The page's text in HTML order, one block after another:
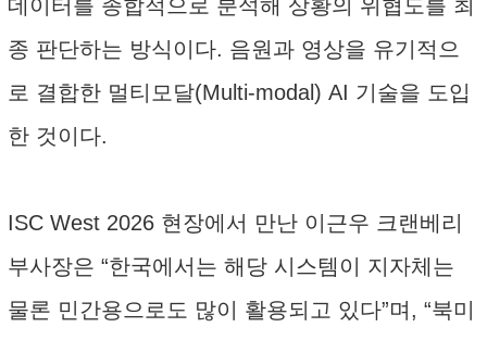
데이터를 종합적으로 분석해 상황의 위협도를 최
종 판단하는 방식이다. 음원과 영상을 유기적으
로 결합한 멀티모달(Multi-modal) AI 기술을 도입
한 것이다.
ISC West 2026 현장에서 만난 이근우 크랜베리
부사장은 “한국에서는 해당 시스템이 지자체는
물론 민간용으로도 많이 활용되고 있다”며, “북미